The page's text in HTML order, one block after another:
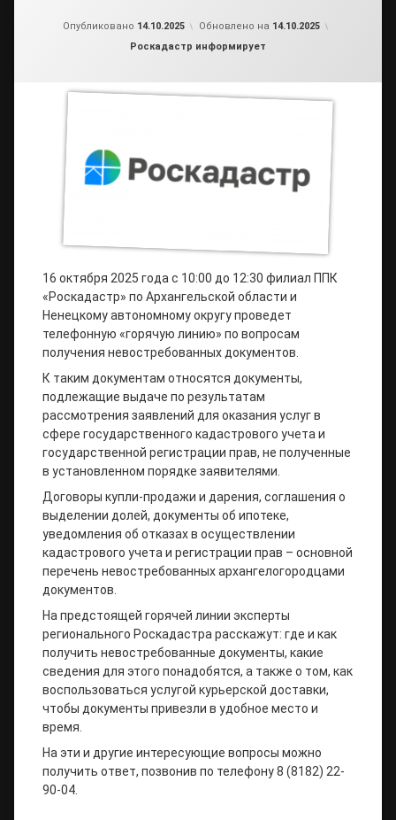
Опубликовано 14.10.2025 Обновлено на 14.10.2025
Рубрики:
Роскадастр информирует
16 октября 2025 года с 10:00 до 12:30 филиал ППК
«Роскадастр» по Архангельской области и
Ненецкому автономному округу проведет
телефонную «горячую линию» по вопросам
получения невостребованных документов.
К таким документам относятся документы,
подлежащие выдаче по результатам
рассмотрения заявлений для оказания услуг в
сфере государственного кадастрового учета и
государственной регистрации прав, не полученные
в установленном порядке заявителями.
Договоры купли-продажи и дарения, соглашения о
выделении долей, документы об ипотеке,
уведомления об отказах в осуществлении
кадастрового учета и регистрации прав – основной
перечень невостребованных архангелогородцами
документов.
На предстоящей горячей линии эксперты
регионального Роскадастра расскажут: где и как
получить невостребованные документы, какие
сведения для этого понадобятся, а также о том, как
воспользоваться услугой курьерской доставки,
чтобы документы привезли в удобное место и
время.
На эти и другие интересующие вопросы можно
получить ответ, позвонив по телефону 8 (8182) 22-
90-04.